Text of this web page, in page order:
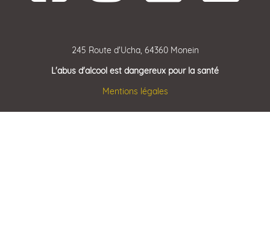
245 Route d'Ucha, 64360 Monein
L'abus d'alcool est dangereux pour la santé
Mentions légales